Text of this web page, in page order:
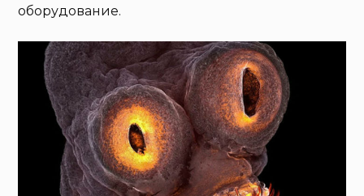
оборудование.